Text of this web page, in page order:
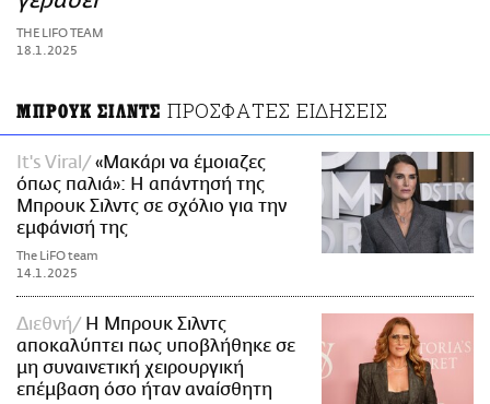
ΑΜΠΑ
PRINT
THE LIFO TEAM
18.1.2025
ΜΠΡΟΥΚ ΣΙΛΝΤΣ ΠΡΟΣΦΑΤΕΣ ΕΙΔΗΣΕΙΣ
It's Viral
«Μακάρι να έμοιαζες
όπως παλιά»: Η απάντησή της
Μπρουκ Σιλντς σε σχόλιο για την
εμφάνισή της
The LiFO team
14.1.2025
Διεθνή
Η Μπρουκ Σιλντς
αποκαλύπτει πως υποβλήθηκε σε
μη συναινετική χειρουργική
επέμβαση όσο ήταν αναίσθητη